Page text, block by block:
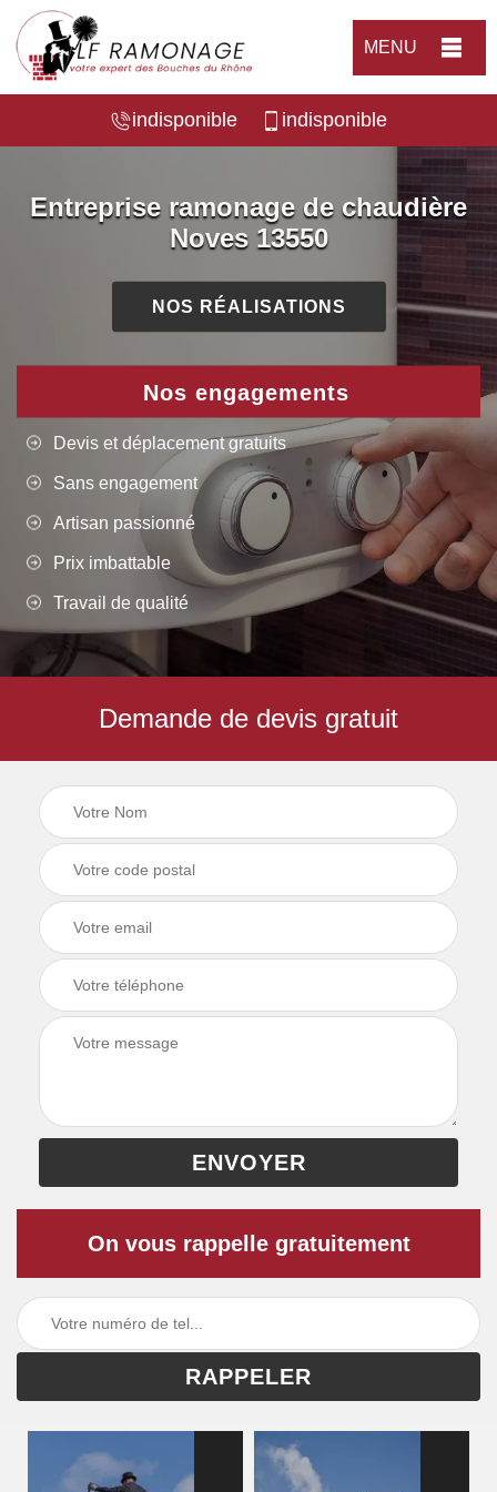
MENU
indisponible indisponible
Entreprise ramonage de chaudière
Noves 13550
NOS RÉALISATIONS
Nos engagements
Devis et déplacement gratuits
Sans engagement
Artisan passionné
Prix imbattable
Travail de qualité
Demande de devis gratuit
On vous rappelle gratuitement